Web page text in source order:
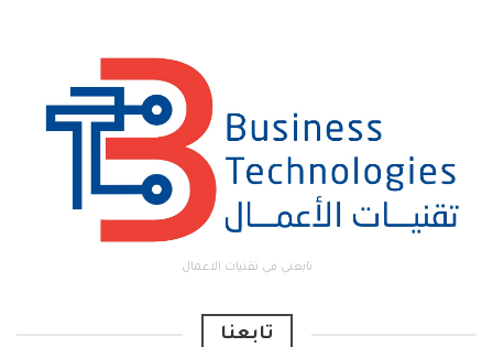
تابعني في تقنيات الاعمال
تابعنا